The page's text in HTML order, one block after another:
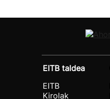
EITB taldea
EITB
Kirolak